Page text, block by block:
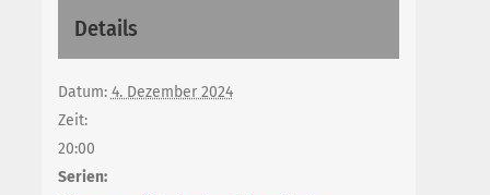
Details
Datum: 4. Dezember 2024
Zeit:
20:00
Serien: